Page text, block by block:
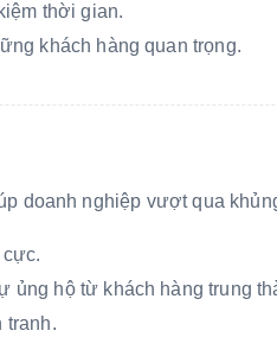
thời gian.
khách hàng quan trọng.
doanh nghiệp vượt qua
cực.
ủng hộ từ khách hàng trung
tranh.